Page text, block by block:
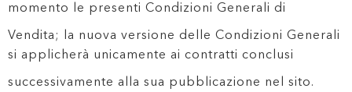
momento le presenti Condizioni Generali di
Vendita; la nuova versione delle Condizioni Generali
si applicherà unicamente ai contratti conclusi
successivamente alla sua pubblicazione nel sito.